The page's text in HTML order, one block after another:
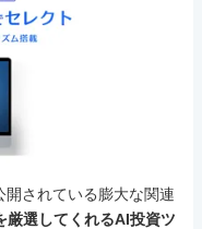
開されている膨大な関連
厳選してくれるAI投資ツ